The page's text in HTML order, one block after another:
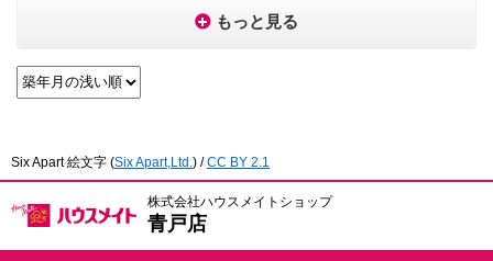
もっと見る
Six Apart 絵文字 (Six Apart,Ltd.) /CC BY 2.1
株式会社ハウスメイトショップ
青戸店